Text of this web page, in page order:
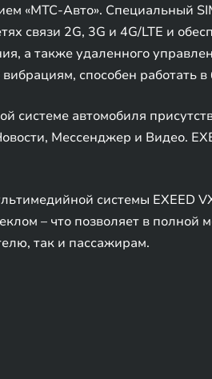
«МТС-Авто». Специальный
связи 2G, 3G и 4G/LTE и
а также удаленного
способен работать
системе автомобиля
Мессенджер и Видео.
системы EXEED
– что позволяет в полной
так и пассажирам.